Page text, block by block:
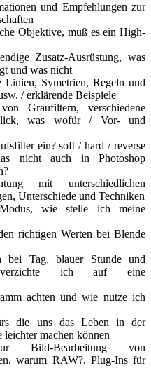
und Empfehlungen zur
Objektive, muß es ein High-
Zusatz-Ausrüstung, was
und was nicht
Linien, Symetrien, Regeln und
/ erklärende Beispiele
Graufiltern, verschiedene
was wofür / Vor- und
ein? soft / hard / reverse
nicht auch in Photoshop
mit unterschiedlichen
Unterschiede und Techniken
wie stelle ich meine
richtigen Werten bei Blende
bei Tag, blauer Stunde und
ich auf eine
achten und wie nutze ich
die uns das Leben in der
machen können
Bild-Bearbeitung von
warum RAW?, Plug-Ins für